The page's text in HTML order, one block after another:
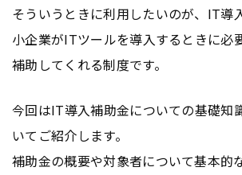
そういうときに利用したいのが、IT導
小企業がITツールを導入するときに必
補助してくれる制度です。
今回はIT導入補助金についての基礎知
いてご紹介します。
補助金の概要や対象者について基本的